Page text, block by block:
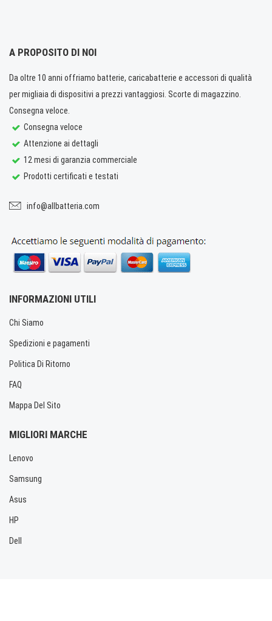
A PROPOSITO DI NOI
Da oltre 10 anni offriamo batterie, caricabatterie e accessori di qualità
per migliaia di dispositivi a prezzi vantaggiosi. Scorte di magazzino.
Consegna veloce.
Consegna veloce
Attenzione ai dettagli
12 mesi di garanzia commerciale
Prodotti certificati e testati
info@allbatteria.com
INFORMAZIONI UTILI
Chi Siamo
Spedizioni e pagamenti
Politica Di Ritorno
FAQ
Mappa Del Sito
MIGLIORI MARCHE
Lenovo
Samsung
Asus
HP
Dell